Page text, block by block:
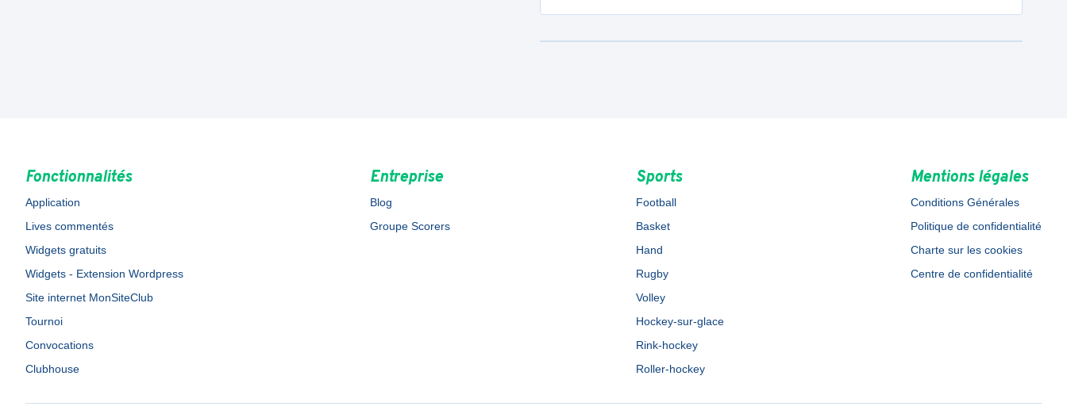
Fonctionnalités
Application
Lives commentés
Widgets gratuits
Widgets - Extension Wordpress
Site internet MonSiteClub
Tournoi
Convocations
Clubhouse
Entreprise
Blog
Groupe Scorers
Sports
Football
Basket
Hand
Rugby
Volley
Hockey-sur-glace
Rink-hockey
Roller-hockey
Mentions légales
Conditions Générales
Politique de confidentialité
Charte sur les cookies
Centre de confidentialité